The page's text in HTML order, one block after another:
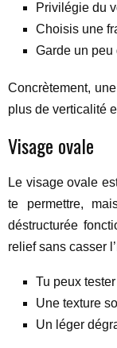
Privilégie du
Choisis une
Garde un peu
Concrètement,
plus de verticalité
Visage ovale
Le visage ovale
te permettre,
déstructurée
relief sans casser
Tu peux
Une texture
Un léger